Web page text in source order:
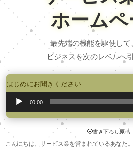
ホームペ
最先端の機能を駆使して
ビジネスを次のレベルへ
はじめにお聞きください
音
レ
ー
ヤ
00:00
書き下ろし原稿
こんにちは、サービス業を営まれているあなた。